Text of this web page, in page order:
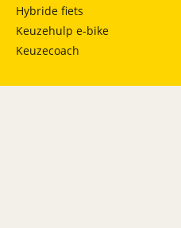
Hybride fiets
Keuzehulp e-bike
Keuzecoach